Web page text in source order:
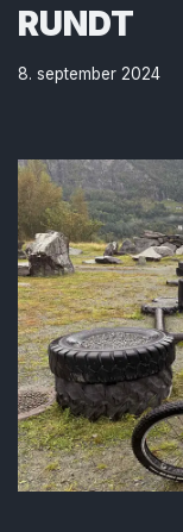
RUNDT
8. september 2024